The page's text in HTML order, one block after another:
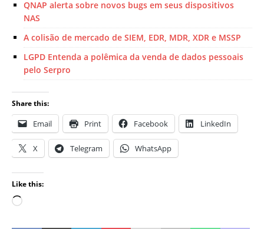
QNAP alerta sobre novos bugs em seus dispositivos
NAS
A colisão de mercado de SIEM, EDR, MDR, XDR e MSSP
LGPD Entenda a polêmica da venda de dados pessoais
pelo Serpro
Share this:
Email Print Facebook LinkedIn
X Telegram WhatsApp
Like this: